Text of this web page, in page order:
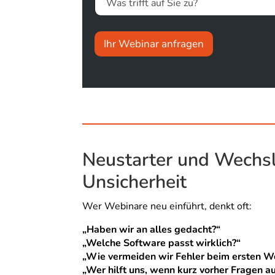
e
s
s
-
i
A
e
s
*
o
p
d
o
*
Ihr Webinar anfragen
Neustarter und
Unsicherheit
Wer Webinare neu einführt, denkt oft:
„Haben wir an alles gedacht?“
„Welche Software passt wirklich?“
„Wie vermeiden wir Fehler beim ersten
„Wer hilft uns, wenn kurz vorher Fragen